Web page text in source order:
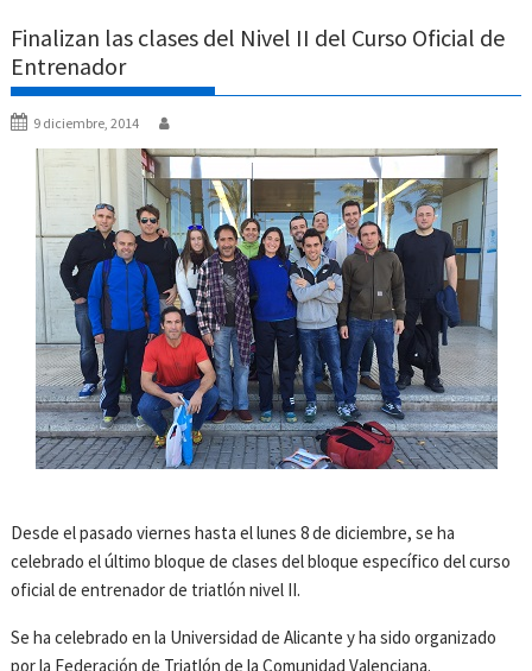
Finalizan las clases del Nivel II del Curso Oficial de
Entrenador
9 diciembre, 2014
Desde el pasado viernes hasta el lunes 8 de diciembre, se ha
celebrado el último bloque de clases del bloque específico del curso
oficial de entrenador de triatlón nivel II.
Se ha celebrado en la Universidad de Alicante y ha sido organizado
por la Federación de Triatlón de la Comunidad Valenciana.